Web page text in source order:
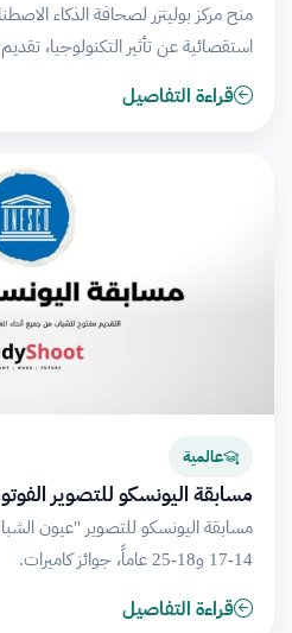
منح مركز بوليتزر لصحافة الذكاء
استقصائية عن تأثير التكنولوجيا،
قراءة التفاصيل
عالمية
مسابقة اليونسكو للتصوير الفوتوغرافي
مسابقة اليونسكو للتصوير "عيون
14-17 و18-25 عاماً، جوائز كاميرات.
قراءة التفاصيل